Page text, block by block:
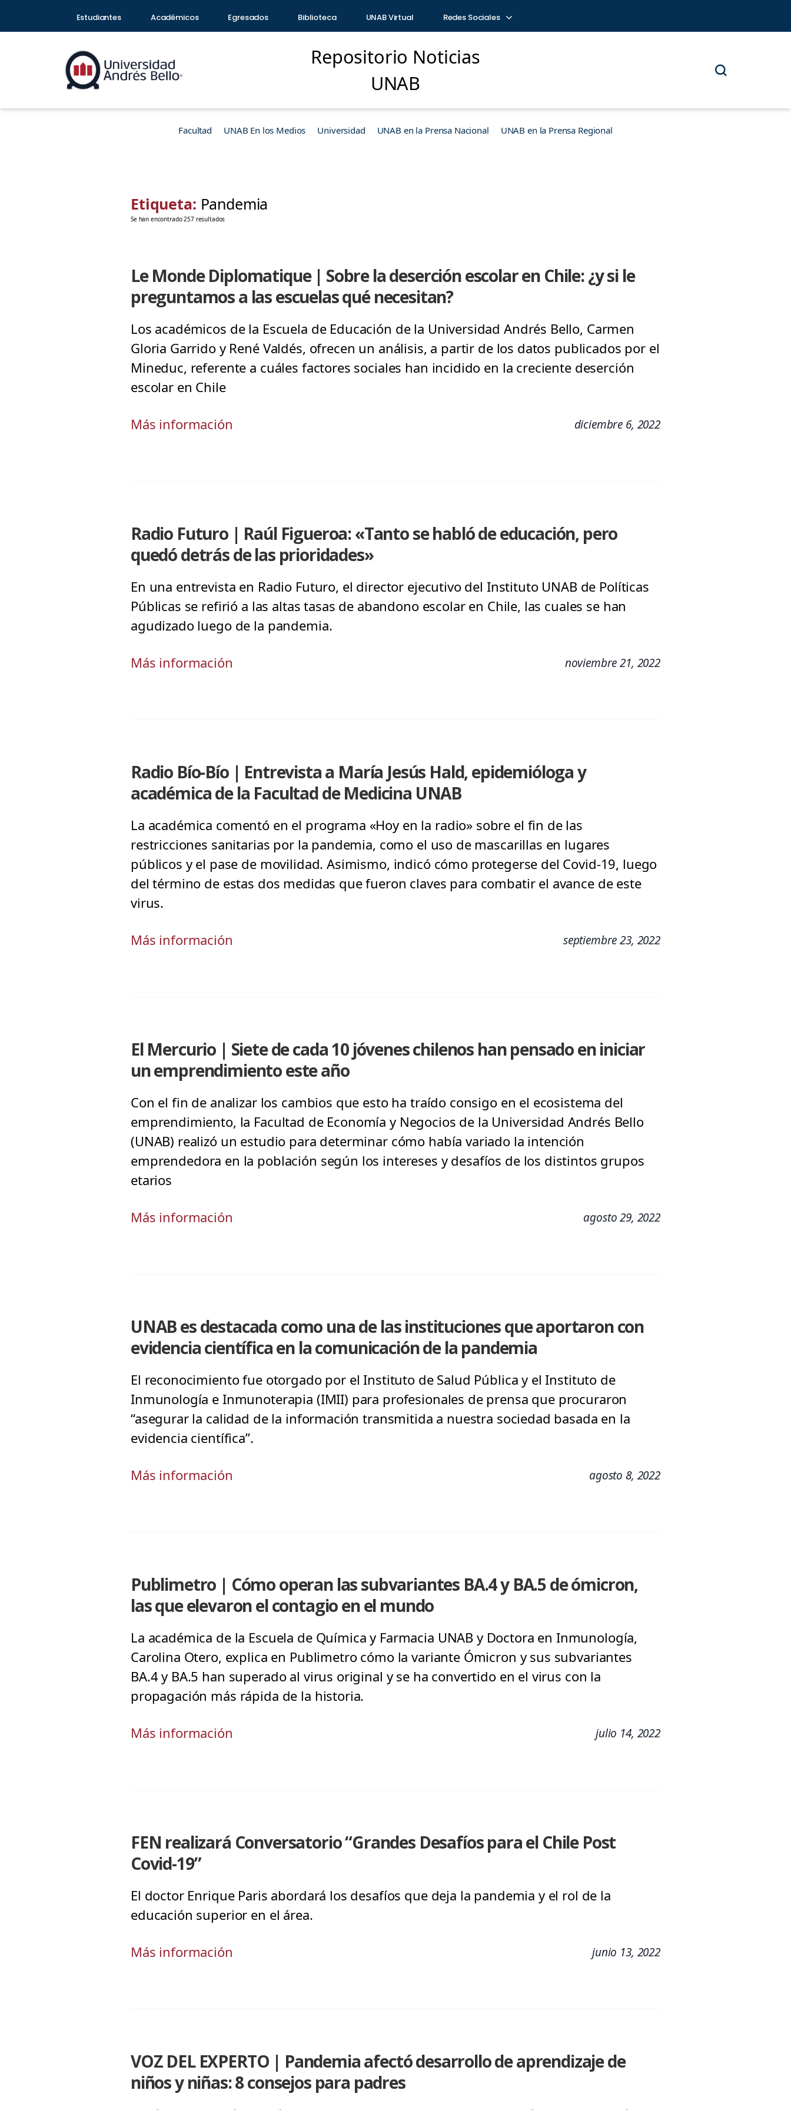
Estudiantes Académicos Egresados Biblioteca UNAB Virtual Redes Sociales
Repositorio Noticias
UNAB
Facultad UNAB En los Medios Universidad UNAB en la Prensa Nacional UNAB en la Prensa Regional
Etiqueta: Pandemia
Se han encontrado 257 resultados
Le Monde Diplomatique | Sobre la deserción escolar en Chile: ¿y si le
preguntamos a las escuelas qué necesitan?
Los académicos de la Escuela de Educación de la Universidad Andrés Bello, Carmen
Gloria Garrido y René Valdés, ofrecen un análisis, a partir de los datos publicados por el
Mineduc, referente a cuáles factores sociales han incidido en la creciente deserción
escolar en Chile
Más información diciembre 6, 2022
Radio Futuro | Raúl Figueroa: «Tanto se habló de educación, pero
quedó detrás de las prioridades»
En una entrevista en Radio Futuro, el director ejecutivo del Instituto UNAB de Políticas
Públicas se refirió a las altas tasas de abandono escolar en Chile, las cuales se han
agudizado luego de la pandemia.
Más información noviembre 21, 2022
Radio Bío-Bío | Entrevista a María Jesús Hald, epidemióloga y
académica de la Facultad de Medicina UNAB
La académica comentó en el programa «Hoy en la radio» sobre el fin de las
restricciones sanitarias por la pandemia, como el uso de mascarillas en lugares
públicos y el pase de movilidad. Asimismo, indicó cómo protegerse del Covid-19, luego
del término de estas dos medidas que fueron claves para combatir el avance de este
virus.
Más información septiembre 23, 2022
El Mercurio | Siete de cada 10 jóvenes chilenos han pensado en iniciar
un emprendimiento este año
Con el fin de analizar los cambios que esto ha traído consigo en el ecosistema del
emprendimiento, la Facultad de Economía y Negocios de la Universidad Andrés Bello
(UNAB) realizó un estudio para determinar cómo había variado la intención
emprendedora en la población según los intereses y desafíos de los distintos grupos
etarios
Más información agosto 29, 2022
UNAB es destacada como una de las instituciones que aportaron con
evidencia científica en la comunicación de la pandemia
El reconocimiento fue otorgado por el Instituto de Salud Pública y el Instituto de
Inmunología e Inmunoterapia (IMII) para profesionales de prensa que procuraron
“asegurar la calidad de la información transmitida a nuestra sociedad basada en la
evidencia científica”.
Más información agosto 8, 2022
Publimetro | Cómo operan las subvariantes BA.4 y BA.5 de ómicron,
las que elevaron el contagio en el mundo
La académica de la Escuela de Química y Farmacia UNAB y Doctora en Inmunología,
Carolina Otero, explica en Publimetro cómo la variante Ómicron y sus subvariantes
BA.4 y BA.5 han superado al virus original y se ha convertido en el virus con la
propagación más rápida de la historia.
Más información julio 14, 2022
FEN realizará Conversatorio “Grandes Desafíos para el Chile Post
Covid-19”
El doctor Enrique Paris abordará los desafíos que deja la pandemia y el rol de la
educación superior en el área.
Más información junio 13, 2022
VOZ DEL EXPERTO | Pandemia afectó desarrollo de aprendizaje de
niños y niñas: 8 consejos para padres